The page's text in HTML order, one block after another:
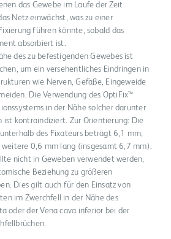
das Gewebe im Laufe der Zeit
Netz einwächst, was zu einer
führen könnte, sobald das
absorbiert ist.
des zu befestigenden Gewebes ist
um ein versehentliches Eindringen in
wie Nerven, Gefäße, Eingeweide
Die Verwendung des OptiFix™
in der Nähe solcher darunter
ist kontraindiziert. Zur Orientierung: Die
des Fixateurs beträgt 6,1 mm;
0,6 mm lang (insgesamt 6,7 mm).
nicht in Geweben verwendet werden,
Beziehung zu größeren
Dies gilt auch für den Einsatz von
im Zwerchfell in der Nähe des
oder der Vena cava inferior bei der